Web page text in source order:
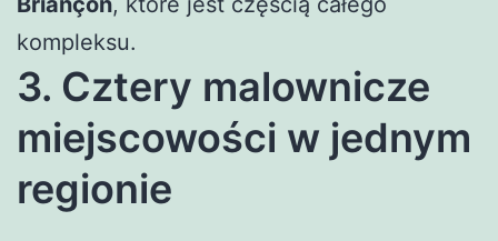
kompleksu.
3. Cztery malownicze
miejscowości w jednym
regionie